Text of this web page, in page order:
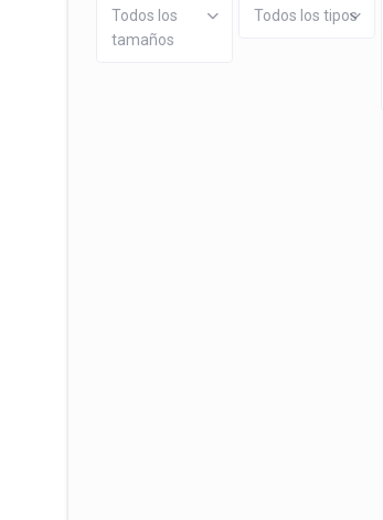
Todos los
tamaños
Todos los tipos